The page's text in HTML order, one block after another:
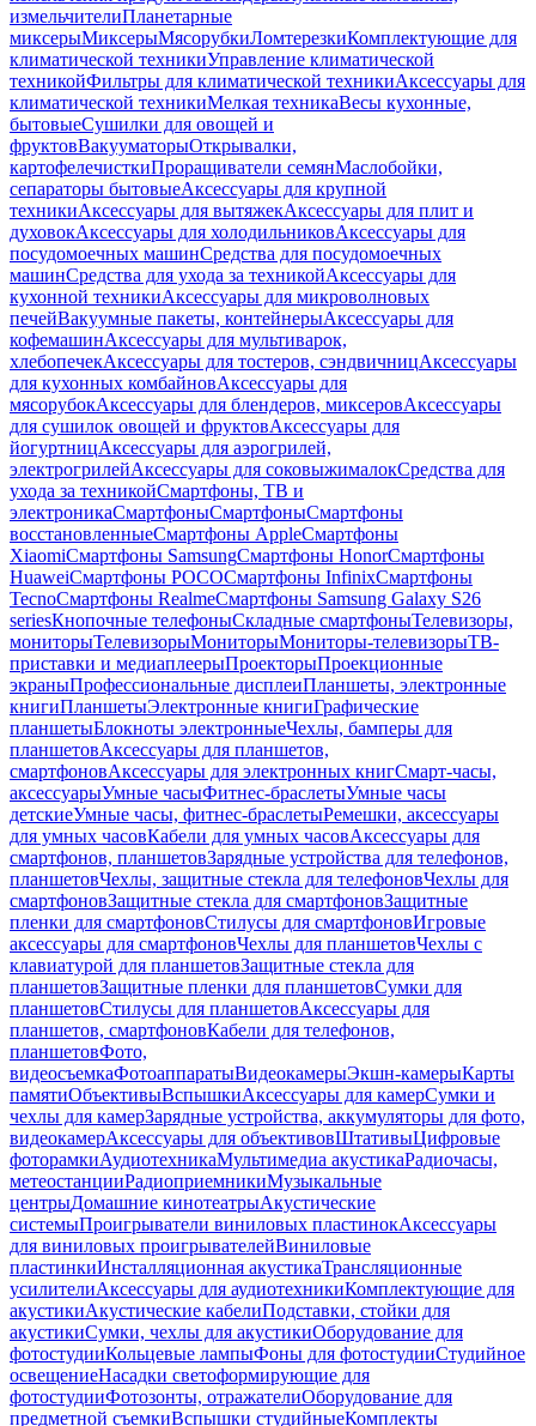
измельчителиПланетарные
миксерыМиксерыМясорубкиЛомтерезкиКомплектующие для
климатической техникиУправление климатической
техникойФильтры для климатической техникиАксессуары для
климатической техникиМелкая техникаВесы кухонные,
бытовыеСушилки для овощей и
фруктовВакууматорыОткрывалки,
картофелечисткиПроращиватели семянМаслобойки,
сепараторы бытовыеАксессуары для крупной
техникиАксессуары для вытяжекАксессуары для плит и
духовокАксессуары для холодильниковАксессуары для
посудомоечных машинСредства для посудомоечных
машинСредства для ухода за техникойАксессуары для
кухонной техникиАксессуары для микроволновых
печейВакуумные пакеты, контейнерыАксессуары для
кофемашинАксессуары для мультиварок,
хлебопечекАксессуары для тостеров, сэндвичницАксессуары
для кухонных комбайновАксессуары для
мясорубокАксессуары для блендеров, миксеровАксессуары
для сушилок овощей и фруктовАксессуары для
йогуртницАксессуары для аэрогрилей,
электрогрилейАксессуары для соковыжималокСредства для
ухода за техникойСмартфоны, ТВ и
электроникаСмартфоныСмартфоныСмартфоны
восстановленныеСмартфоны AppleСмартфоны
XiaomiСмартфоны SamsungСмартфоны HonorСмартфоны
HuaweiСмартфоны POCOСмартфоны InfinixСмартфоны
TecnoСмартфоны RealmeСмартфоны Samsung Galaxy S26
seriesКнопочные телефоныСкладные смартфоныТелевизоры,
мониторыТелевизорыМониторыМониторы-телевизорыТВ-
приставки и медиаплеерыПроекторыПроекционные
экраныПрофессиональные дисплеиПланшеты, электронные
книгиПланшетыЭлектронные книгиГрафические
планшетыБлокноты электронныеЧехлы, бамперы для
планшетовАксессуары для планшетов,
смартфоновАксессуары для электронных книгСмарт-часы,
аксессуарыУмные часыФитнес-браслетыУмные часы
детскиеУмные часы, фитнес-браслетыРемешки, аксессуары
для умных часовКабели для умных часовАксессуары для
смартфонов, планшетовЗарядные устройства для телефонов,
планшетовЧехлы, защитные стекла для телефоновЧехлы для
смартфоновЗащитные стекла для смартфоновЗащитные
пленки для смартфоновСтилусы для смартфоновИгровые
аксессуары для смартфоновЧехлы для планшетовЧехлы с
клавиатурой для планшетовЗащитные стекла для
планшетовЗащитные пленки для планшетовСумки для
планшетовСтилусы для планшетовАксессуары для
планшетов, смартфоновКабели для телефонов,
планшетовФото,
видеосъемкаФотоаппаратыВидеокамерыЭкшн-камерыКарты
памятиОбъективыВспышкиАксессуары для камерСумки и
чехлы для камерЗарядные устройства, аккумуляторы для фото,
видеокамерАксессуары для объективовШтативыЦифровые
фоторамкиАудиотехникаМультимедиа акустикаРадиочасы,
метеостанцииРадиоприемникиМузыкальные
центрыДомашние кинотеатрыАкустические
системыПроигрыватели виниловых пластинокАксессуары
для виниловых проигрывателейВиниловые
пластинкиИнсталляционная акустикаТрансляционные
усилителиАксессуары для аудиотехникиКомплектующие для
акустикиАкустические кабелиПодставки, стойки для
акустикиСумки, чехлы для акустикиОборудование для
фотостудииКольцевые лампыФоны для фотостудииСтудийное
освещениеНасадки светоформирующие для
фотостудииФотозонты, отражателиОборудование для
предметной съемкиВспышки студийныеКомплекты